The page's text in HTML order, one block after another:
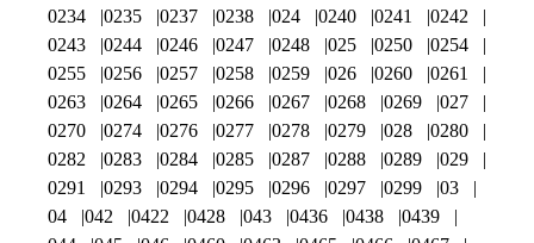
0234
0235 0237 0238 024 0240 0241
0242
0243
0244 0246 0247 0248 025 0250
0254
0255
0256 0257 0258 0259 026 0260
0261
0263
0264 0265 0266 0267 0268 0269
027
0270
0274 0276 0277 0278 0279 028
0280
0282
0283 0284 0285 0287 0288 0289
029
0291
0293 0294 0295 0296 0297 0299
03
04
042 0422 0428 043 0436 0438
0439